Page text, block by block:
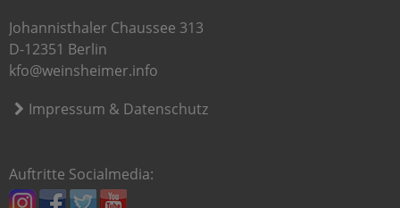
Johannisthaler Chaussee 313
D-12351 Berlin
kfo@weinsheimer.info
Impressum & Datenschutz
Auftritte Socialmedia: